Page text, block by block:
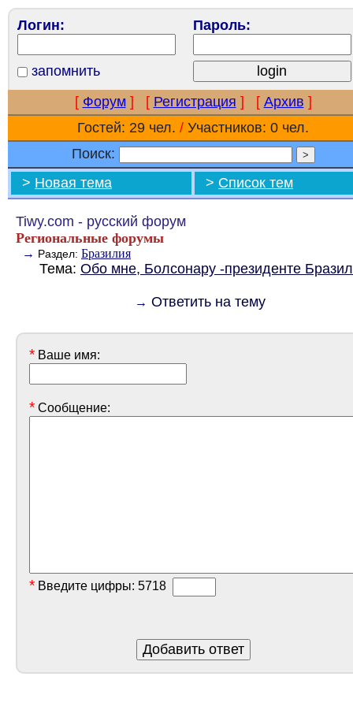
Логин: Пароль:
запомнить
[ Форум ] [ Регистрация ] [ Архив ]
Гостей: 29 чел. / Участников: 0 чел.
Поиск:
> Новая тема > Список тем
Tiwy.com - русский форум
Региональные форумы
→ Раздел: Бразилия
Тема: Обо мне, Болсонару -президенте
→ Ответить на тему
* Ваше имя:
* Сообщение:
* Введите цифры: 5718